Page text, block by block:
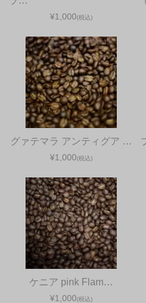
¥1,000(税込)
グァテマラ アンティグア …
¥1,000(税込)
ケニア pink Flam…
¥1,000(税込)